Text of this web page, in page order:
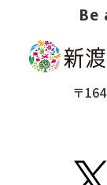
Be
〒